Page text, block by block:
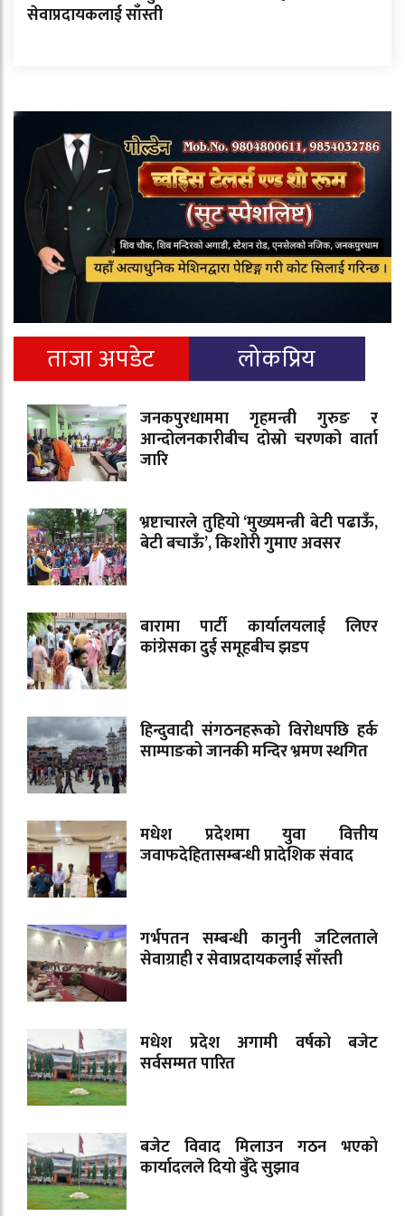
सेवाप्रदायकलाई साँस्ती
ताजा अपडेट लोकप्रिय
जनकपुरधाममा गृहमन्त्री गुरुङ र
आन्दोलनकारीबीच दोस्रो चरणको वार्ता
जारि
भ्रष्टाचारले तुहियो ‘मुख्यमन्त्री बेटी पढाऊँ,
बेटी बचाऊँ’, किशोरी गुमाए अवसर
बारामा पार्टी कार्यालयलाई लिएर
कांग्रेसका दुई समूहबीच झडप
हिन्दुवादी संगठनहरूको विरोधपछि हर्क
साम्पाङको जानकी मन्दिर भ्रमण स्थगित
मधेश प्रदेशमा युवा वित्तीय
जवाफदेहितासम्बन्धी प्रादेशिक संवाद
गर्भपतन सम्बन्धी कानुनी जटिलताले
सेवाग्राही र सेवाप्रदायकलाई साँस्ती
मधेश प्रदेश अगामी वर्षको बजेट
सर्वसम्मत पारित
बजेट विवाद मिलाउन गठन भएको
कार्यादलले दियो बुँदे सुझाव